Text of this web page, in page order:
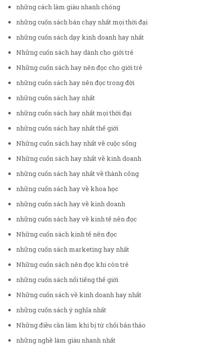
những cách làm giàu nhanh chóng
những cuốn sách bán chạy nhất mọi thời đại
những cuốn sách dạy kinh doanh hay nhất
Những cuốn sách hay dành cho giới trẻ
Những cuốn sách hay nên đọc cho giới trẻ
những cuốn sách hay nên đọc trong đời
những cuốn sách hay nhất
những cuốn sách hay nhất mọi thời đại
những cuốn sách hay nhất thế giới
Những cuốn sách hay nhất về cuộc sống
Những cuốn sách hay nhất về kinh doanh
những cuốn sách hay nhất về thành công
những cuốn sách hay về khoa học
những cuốn sách hay về kinh doanh
những cuốn sách hay về kinh tế nên đọc
Những cuốn sách kinh tế nên đọc
những cuốn sách marketing hay nhất
Những cuốn sách nên đọc khi còn trẻ
những cuốn sách nổi tiếng thế giới
Những cuốn sách về kinh doanh hay nhất
những cuốn sách ý nghĩa nhất
Những điều cần làm khi bị từ chối bản thảo
những nghề làm giàu nhanh nhất